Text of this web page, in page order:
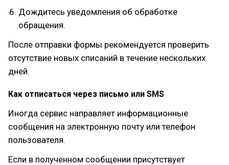
Дождитесь уведомления об обработке
обращения.
После отправки формы рекомендуется проверить
отсутствие новых списаний в течение нескольких
дней.
Как отписаться через письмо или SMS
Иногда сервис направляет информационные
сообщения на электронную почту или телефон
пользователя.
Если в полученном сообщении присутствует